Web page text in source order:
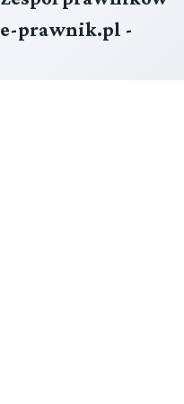
e-prawnik.pl -